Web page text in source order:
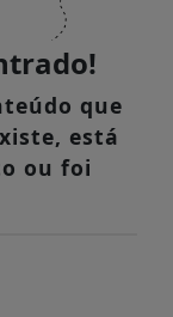
que
está
ou foi